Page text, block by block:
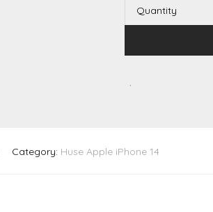
Quantity
Category: Huse Apple iPhone 14